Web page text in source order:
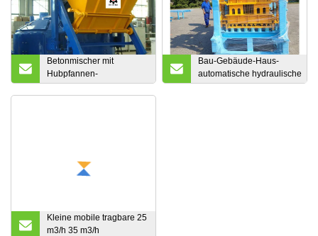
Betonmischer mit
Hubpfannen-
Betonmischer
Bau-Gebäude-Haus-
automatische hydraulische
Kleine mobile tragbare 25
m3/h 35 m3/h